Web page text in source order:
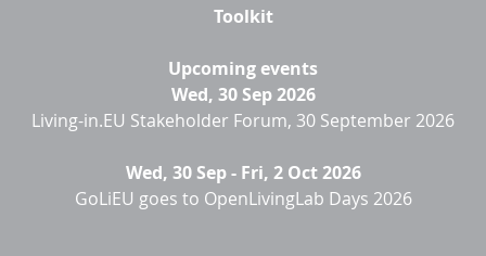
Toolkit
Upcoming events
Wed, 30 Sep 2026
Living-in.EU Stakeholder Forum, 30 September 2026
Wed, 30 Sep- Fri, 2 Oct 2026
GoLiEU goes to OpenLivingLab Days 2026